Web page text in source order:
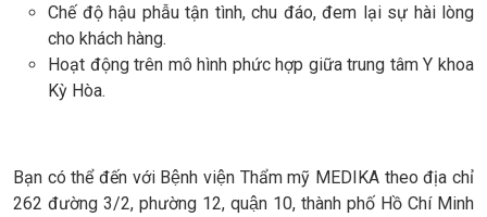
Chế độ hậu phẫu tận tình, chu đáo, đem lại sự hài lòng
cho khách hàng.
Hoạt động trên mô hình phức hợp giữa trung tâm Y khoa
Kỳ Hòa.
Bạn có thể đến với Bệnh viện Thẩm mỹ MEDIKA theo địa chỉ
262 đường 3/2, phường 12, quận 10, thành phố Hồ Chí Minh